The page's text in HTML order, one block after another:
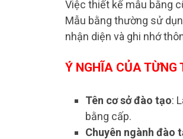
Việc thiết kế mẫu bằng
Mẫu bằng thường sử
nhận diện và ghi nhớ
Ý NGHĨA CỦA TỪNG
Tên cơ sở đào tạo:
bằng cấp.
Chuyên ngành đào